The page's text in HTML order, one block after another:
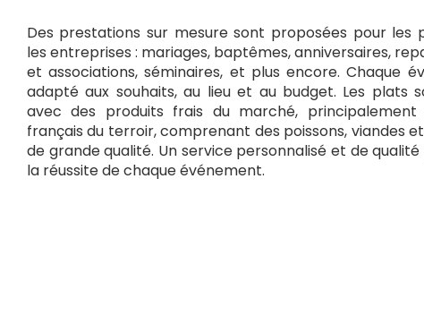
Des prestations sur mesure sont proposées pour les
les entreprises : mariages, baptêmes, anniversaires,
et associations, séminaires, et plus encore. Chaque
adapté aux souhaits, au lieu et au budget. Les plats
avec des produits frais du marché, principalement
français du terroir, comprenant des poissons, viandes
de grande qualité. Un service personnalisé et de
la réussite de chaque événement.